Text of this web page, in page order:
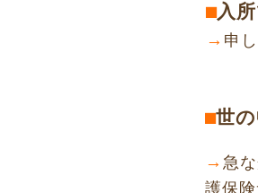
→ 申
⬛︎入
→ 急
護保
⬛︎世